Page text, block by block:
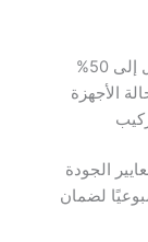
50%
الأجهزة
الجودة
لضمان